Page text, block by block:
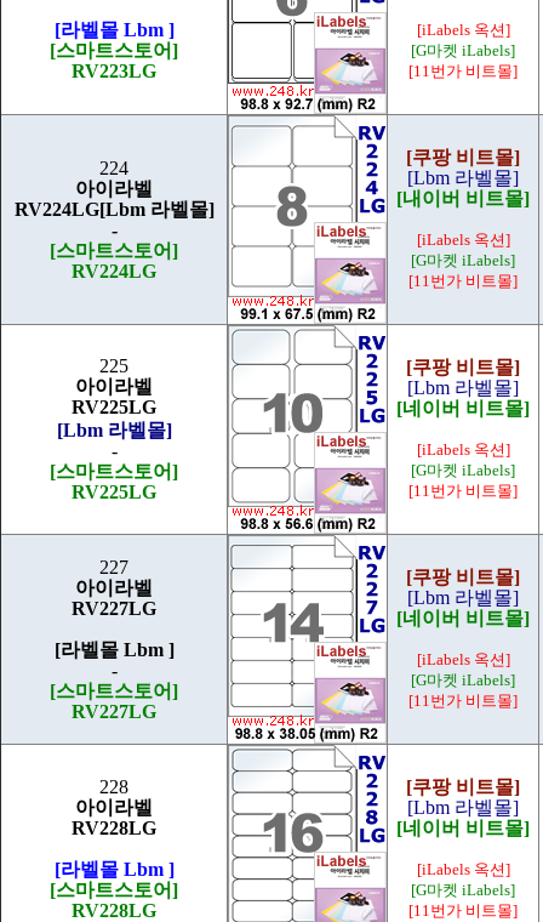
[라벨몰 Lbm ]
[스마트스토어]
RV223LG
[iLabels 옥션]
[G마켓 iLabels]
[11번가 비트몰]
224
아이라벨
RV224LG[Lbm 라벨몰]
-
[스마트스토어]
RV224LG
[쿠팡 비트몰]
[Lbm 라벨몰]
[내이버 비트몰]
[iLabels 옥션]
[G마켓 iLabels]
[11번가 비트몰]
225
아이라벨
RV225LG
[Lbm 라벨몰]
-
[스마트스토어]
RV225LG
[쿠팡 비트몰]
[Lbm 라벨몰]
[네이버 비트몰]
[iLabels 옥션]
[G마켓 iLabels]
[11번가 비트몰]
227
아이라벨
RV227LG
[라벨몰 Lbm ]
-
[스마트스토어]
RV227LG
[쿠팡 비트몰]
[Lbm 라벨몰]
[네이버 비트몰]
[iLabels 옥션]
[G마켓 iLabels]
[11번가 비트몰]
228
아이라벨
RV228LG
[라벨몰 Lbm ]
[스마트스토어]
RV228LG
[쿠팡 비트몰]
[Lbm 라벨몰]
[네이버 비트몰]
[iLabels 옥션]
[G마켓 iLabels]
[11번가 비트몰]